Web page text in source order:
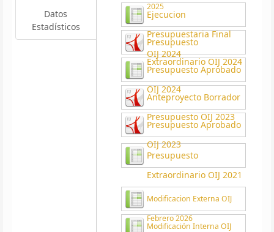
Datos
Estadísticos
2025
Ejecucion
Presupuestaria Final
OIJ 2024
Presupuesto
Extraordinario OIJ 2024
Presupuesto Aprobado
OIJ 2024
Anteproyecto Borrador
Presupuesto OIJ 2023
Presupuesto Aprobado
OIJ 2023
Presupuesto
Extraordinario OIJ 2021
Modificacion Externa OIJ
Febrero 2026
Modificación Interna OIJ